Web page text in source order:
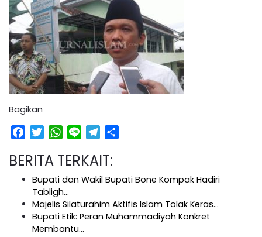
Bagikan
Facebook
TwitterWhatsApp
Line Telegram
BERITA TERKAIT:
Bupati dan Wakil Bupati Bone Kompak Hadiri
Tabligh…
Majelis Silaturahim Aktifis Islam Tolak Keras…
Bupati Etik: Peran Muhammadiyah Konkret
Membantu…